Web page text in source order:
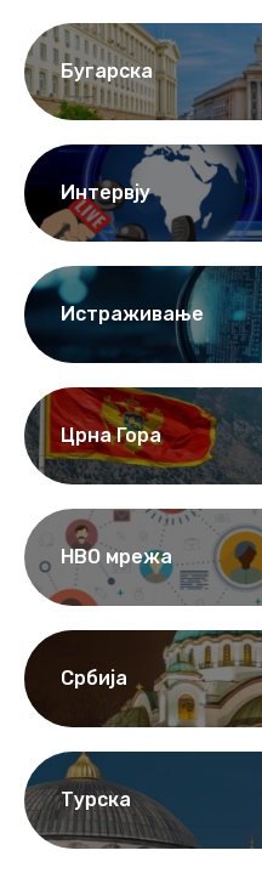
Бугарска
Интервју
Истраживање
Црна Гора
НВО мрежа
Србија
Турска